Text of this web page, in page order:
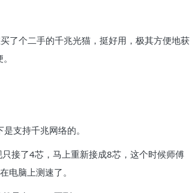
了个二手的千兆光猫，挺好用，极其方便地获
支持千兆网络的。
接了4芯，马上重新接成8芯，这个时候师傅
电脑上测速了。